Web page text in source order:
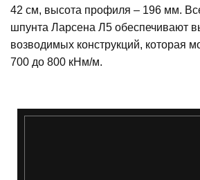
42 см, высота профиля – 196 мм.
шпунта Ларсена Л5 обеспечивают
возводимых конструкций, которая
700 до 800 кНм/м.